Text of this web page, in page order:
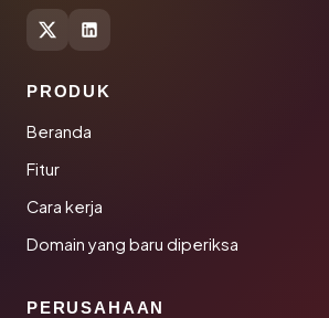
PRODUK
Beranda
Fitur
Cara kerja
Domain yang baru diperiksa
PERUSAHAAN